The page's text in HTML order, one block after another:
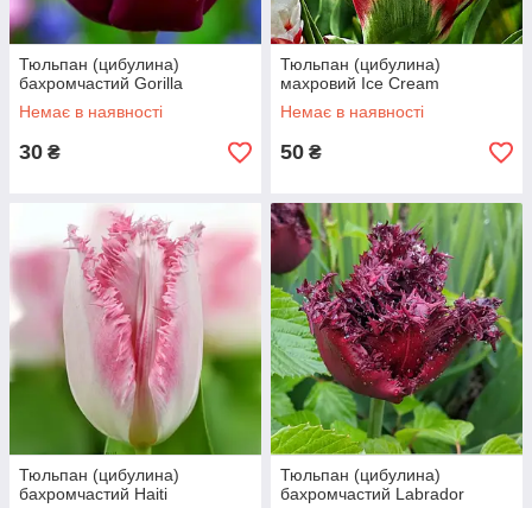
Тюльпан (цибулина)
бахромчастий Gorilla
Немає в наявності
30 ₴
Тюльпан (цибулина)
махровий Ice Cream
Немає в наявності
50 ₴
Тюльпан (цибулина)
бахромчастий Haiti
Тюльпан (цибулина)
бахромчастий Labrador